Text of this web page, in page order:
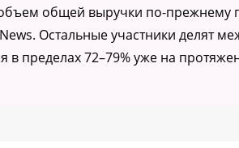
общей выручки по-прежнему
Остальные участники делят
в пределах 72–79% уже на